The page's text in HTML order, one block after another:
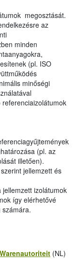
megosztását.
az
minden
(pl. ISO
minőségi
(pl. az
illetően).
jellemzett és
izolátumok
így elérhetővé
számára.
(NL)